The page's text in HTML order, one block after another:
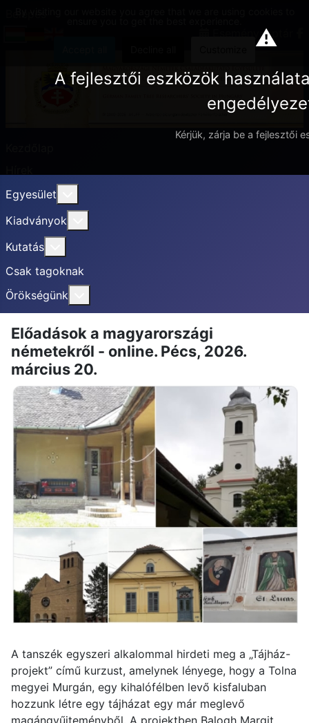
Eseménynaptár
Egyesület
Kiadványok
Kutatás
Csak tagoknak
Örökségünk
Előadások a magyarországi
németekről - online. Pécs, 2026.
március 20.
A tanszék egyszeri alkalommal hirdeti meg a „Tájház-
projekt” című kurzust, amelynek lényege, hogy a Tolna
megyei Murgán, egy kihalófélben levő kisfaluban
hozzunk létre egy tájházat egy már meglevő
⚠
A fejlesztői eszközök
Kérjük, zárja be a fejlesztői